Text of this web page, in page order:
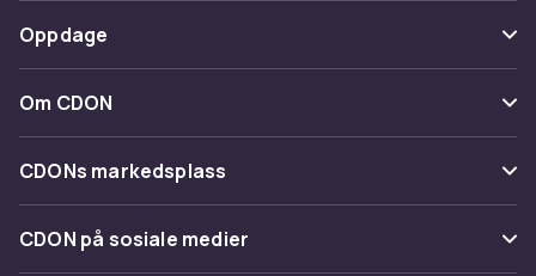
Angre & returner her
Kontakt oss
Betaling
Levering
Tilbakekallinger
Oppdage
Kategorier
Varemerker
Om CDON
Om oss
Kundeanmeldelser
Jobbe på CDON
CDONs markedsplass
Merchant Help Center
CDON på sosiale medier